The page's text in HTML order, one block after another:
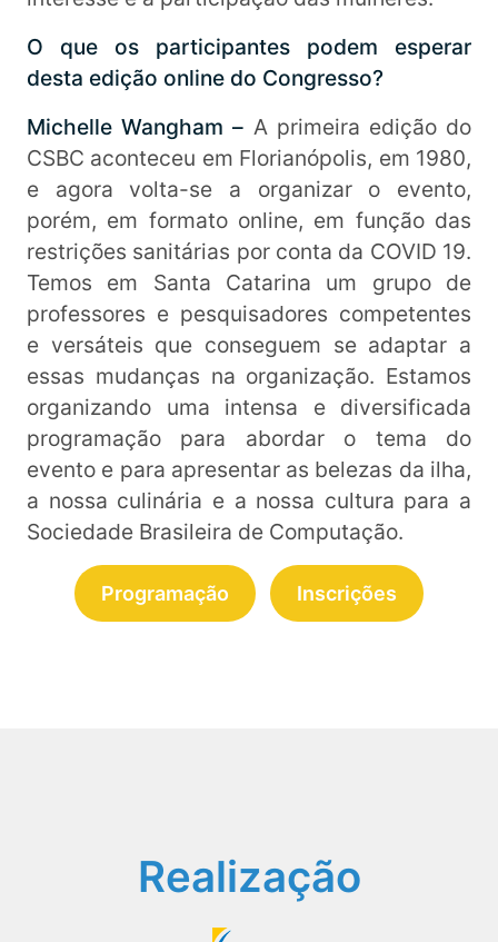
O que os participantes podem esperar
desta edição online do Congresso?
Michelle Wangham – A primeira edição do
CSBC aconteceu em Florianópolis, em 1980,
e agora volta-se a organizar o evento,
porém, em formato online, em função das
restrições sanitárias por conta da COVID 19.
Temos em Santa Catarina um grupo de
professores e pesquisadores competentes
e versáteis que conseguem se adaptar a
essas mudanças na organização. Estamos
organizando uma intensa e diversificada
programação para abordar o tema do
evento e para apresentar as belezas da ilha,
a nossa culinária e a nossa cultura para a
Sociedade Brasileira de Computação.
Programação Inscrições
Realização